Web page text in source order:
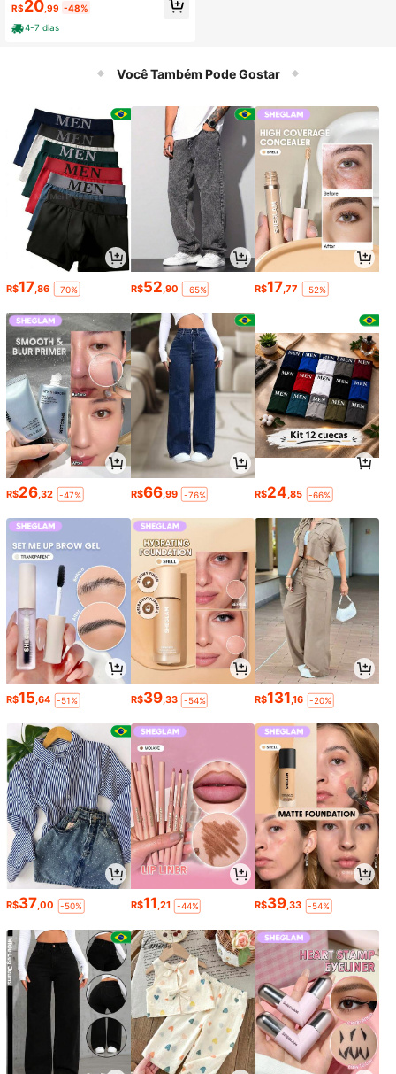
R$20 ,99 -48%
4-7 dias
Você Também Pode Gostar
R$17 ,86 -70% R$52 ,90 -65% R$17 ,77 -52%
R$26,32 -47% R$66,99 -76% R$24,85 -66%
R$15,64 -51% R$39,33 -54% R$131,16 -20%
R$37,00 -50% R$11,21 -44% R$39,33 -54%